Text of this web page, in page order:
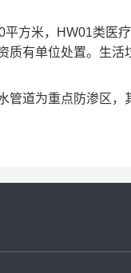
方米，HW01类医
质有单位处置。生
管道为重点防渗区，